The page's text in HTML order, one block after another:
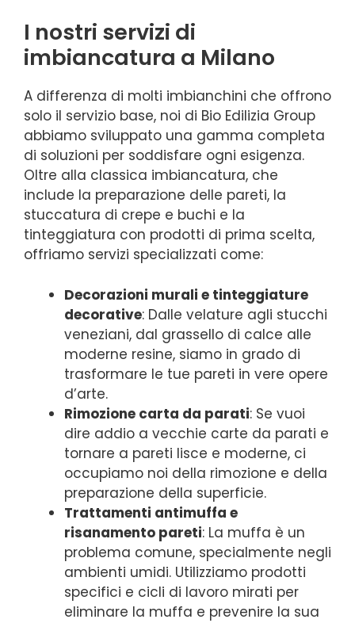
I nostri servizi di
imbiancatura a Milano
A differenza di molti imbianchini che offrono
solo il servizio base, noi di Bio Edilizia Group
abbiamo sviluppato una gamma completa
di soluzioni per soddisfare ogni esigenza.
Oltre alla classica imbiancatura, che
include la preparazione delle pareti, la
stuccatura di crepe e buchi e la
tinteggiatura con prodotti di prima scelta,
offriamo servizi specializzati come:
Decorazioni murali e tinteggiature
decorative: Dalle velature agli stucchi
veneziani, dal grassello di calce alle
moderne resine, siamo in grado di
trasformare le tue pareti in vere opere
d’arte.
Rimozione carta da parati: Se vuoi
dire addio a vecchie carte da parati e
tornare a pareti lisce e moderne, ci
occupiamo noi della rimozione e della
preparazione della superficie.
Trattamenti antimuffa e
risanamento pareti: La muffa è un
problema comune, specialmente negli
ambienti umidi. Utilizziamo prodotti
specifici e cicli di lavoro mirati per
eliminare la muffa e prevenire la sua